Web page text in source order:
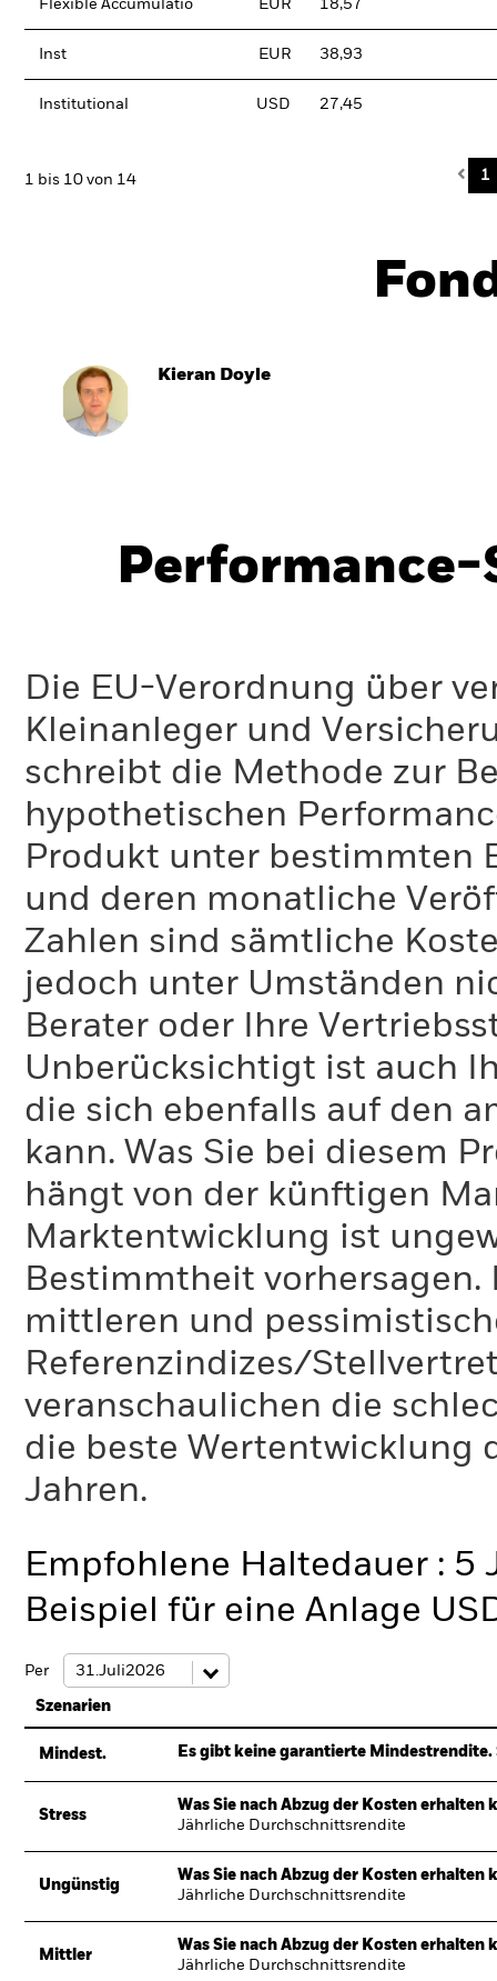
Flexible Accumulatio EUR 18,57
Inst EUR 38,93
Institutional USD 27,45
1 bis 10 von 14 1
Kieran Doyle
Performance-
Die EU-Verordnung über
Kleinanleger und
schreibt die Methode zur
hypothetischen
Produkt unter bestimmten
und deren monatliche
Zahlen sind sämtliche
jedoch unter Umständen
Berater oder Ihre
Unberücksichtigt ist auch
die sich ebenfalls auf den
kann. Was Sie bei diesem
hängt von der künftigen
Marktentwicklung ist
Bestimmtheit
mittleren und
Referenzindizes/
veranschaulichen die
die beste Wertentwicklung
Jahren.
Empfohlene Haltedauer : 5
Beispiel für eine Anlage
Per
Szenarien
Mindest. Es gibt keine garantierte
Stress
Was Sie nach Abzug der Kosten erhalten
Jährliche Durchschnittsrendite
Ungünstig
Was Sie nach Abzug der Kosten erhalten
Jährliche Durchschnittsrendite
Mittler
Was Sie nach Abzug der Kosten erhalten
Jährliche Durchschnittsrendite